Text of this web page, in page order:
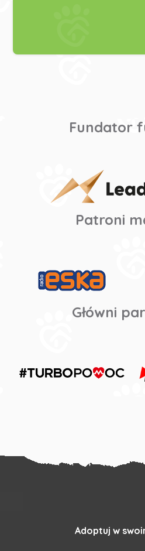
Fundator
Patroni
Główni
Adoptuj w